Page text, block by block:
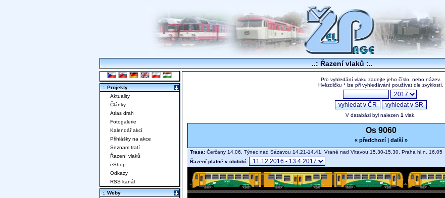
..: Řazení vlaků :..
Pro vyhledání vlaku zadejte jeho číslo, nebo název.
Hvězdičku * lze při vyhledávání používat dle zvyklostí.
V databázi byl nalezen 1 vlak.
Os 9060
« předchozí| další »
Trasa: Čerčany 14.06, Týnec nad Sázavou 14.21-14.41, Vrané nad Vltavou 15.30-15.30, Praha hl.n. 16.05
Řazení platné v období:
:. Projekty
Aktuality
Články
Atlas drah
Fotogalerie
Kalendář akcí
Přihlášky na akce
Seznam tratí
Řazení vlaků
eShop
Odkazy
RSS kanál
:. Weby